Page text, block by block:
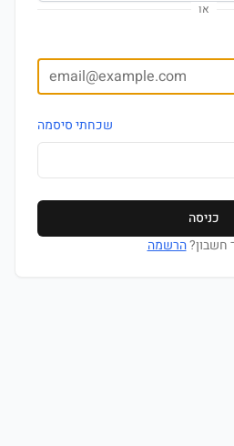
או
שכחתי סיסמה
כניסה
חשבון?הרשמה